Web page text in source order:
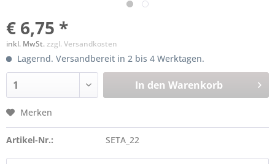
€ 6,75 *
inkl. MwSt.zzgl. Versandkosten
Lagernd. Versandbereit in 2 bis 4 Werktagen.
In den Warenkorb
Merken
Artikel-Nr.: SETA_22